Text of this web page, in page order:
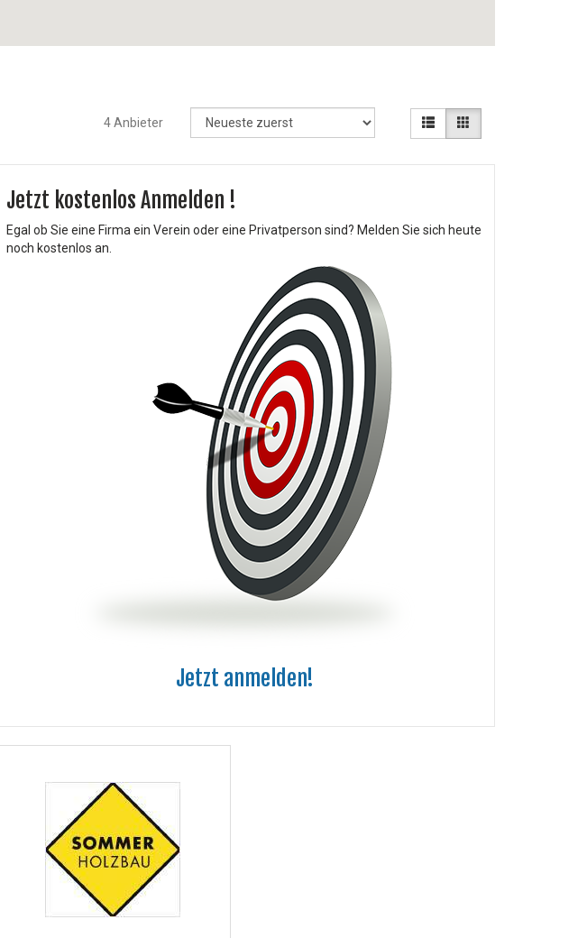
4 Anbieter
Jetzt kostenlos Anmelden !
Egal ob Sie eine Firma ein Verein oder eine Privatperson sind? Melden Sie sich heute
noch kostenlos an.
Jetzt anmelden!